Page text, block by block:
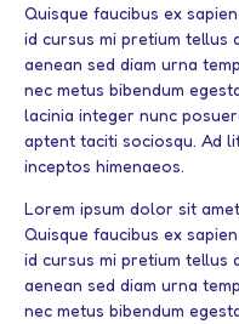
Quisque faucibus ex
id cursus mi pretium tellus
aenean sed diam urna
nec metus bibendum
lacinia integer nunc
aptent taciti sociosqu. Ad
inceptos himenaeos.
Lorem ipsum dolor sit
Quisque faucibus ex
id cursus mi pretium tellus
aenean sed diam urna
nec metus bibendum